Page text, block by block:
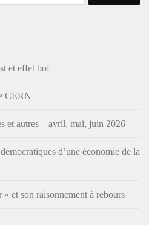
et effet bof
CERN
et autres – avril, mai, juin 2026
d’une économie de la
et son raisonnement à rebours